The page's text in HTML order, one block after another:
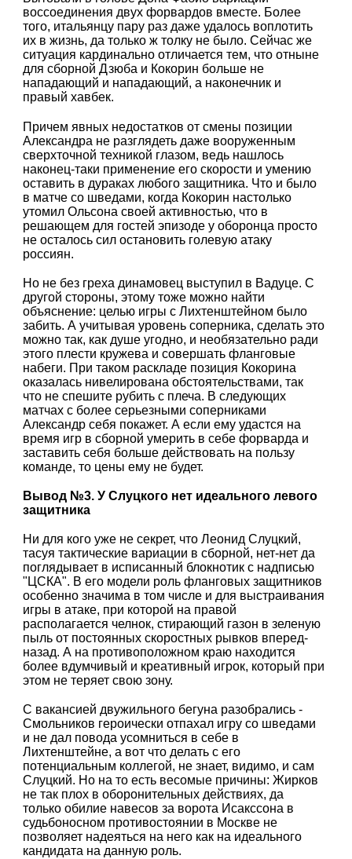
воссоединения двух форвардов вместе. Более
того, итальянцу пару раз даже удалось воплотить
их в жизнь, да только ж толку не было. Сейчас же
ситуация кардинально отличается тем, что отныне
для сборной Дзюба и Кокорин больше не
нападающий и нападающий, а наконечник и
правый хавбек.
Причем явных недостатков от смены позиции
Александра не разглядеть даже вооруженным
сверхточной техникой глазом, ведь нашлось
наконец-таки применение его скорости и умению
оставить в дураках любого защитника. Что и было
в матче со шведами, когда Кокорин настолько
утомил Ольсона своей активностью, что в
решающем для гостей эпизоде у оборонца просто
не осталось сил остановить голевую атаку
россиян.
Но не без греха динамовец выступил в Вадуце. С
другой стороны, этому тоже можно найти
объяснение: целью игры с Лихтенштейном было
забить. А учитывая уровень соперника, сделать это
можно так, как душе угодно, и необязательно ради
этого плести кружева и совершать фланговые
набеги. При таком раскладе позиция Кокорина
оказалась нивелирована обстоятельствами, так
что не спешите рубить с плеча. В следующих
матчах с более серьезными соперниками
Александр себя покажет. А если ему удастся на
время игр в сборной умерить в себе форварда и
заставить себя больше действовать на пользу
команде, то цены ему не будет.
Вывод №3. У Слуцкого нет идеального левого
защитника
Ни для кого уже не секрет, что Леонид Слуцкий,
тасуя тактические вариации в сборной, нет-нет да
поглядывает в исписанный блокнотик с надписью
"ЦСКА". В его модели роль фланговых защитников
особенно значима в том числе и для выстраивания
игры в атаке, при которой на правой
располагается челнок, стирающий газон в зеленую
пыль от постоянных скоростных рывков вперед-
назад. А на противоположном краю находится
более вдумчивый и креативный игрок, который при
этом не теряет свою зону.
С вакансией двужильного бегуна разобрались -
Смольников героически отпахал игру со шведами
и не дал повода усомниться в себе в
Лихтенштейне, а вот что делать с его
потенциальным коллегой, не знает, видимо, и сам
Слуцкий. Но на то есть весомые причины: Жирков
не так плох в оборонительных действиях, да
только обилие навесов за ворота Исакссона в
судьбоносном противостоянии в Москве не
позволяет надеяться на него как на идеального
кандидата на данную роль.